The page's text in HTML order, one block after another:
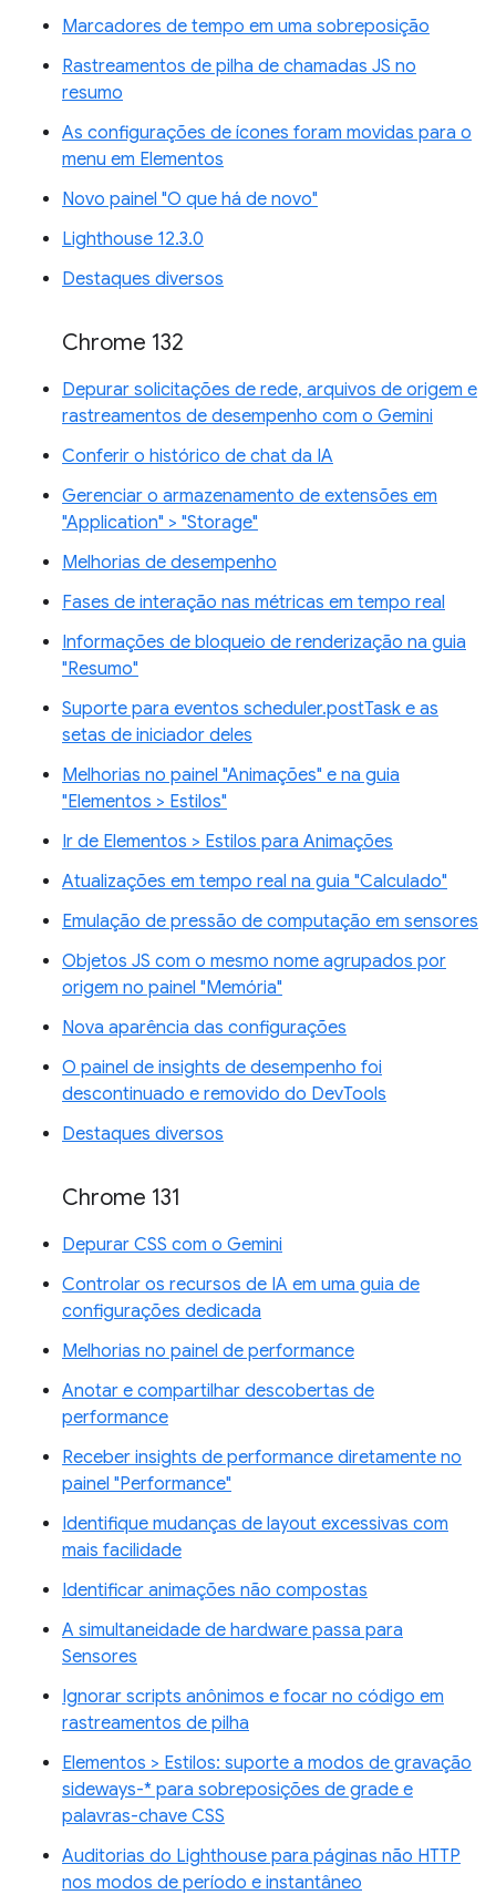
Marcadores de tempo em uma sobreposição
Rastreamentos de pilha de chamadas JS no
resumo
As configurações de ícones foram movidas para o
menu em Elementos
Novo painel "O que há de novo"
Lighthouse 12.3.0
Destaques diversos
Chrome 132
Depurar solicitações de rede, arquivos de origem e
rastreamentos de desempenho com o Gemini
Conferir o histórico de chat da IA
Gerenciar o armazenamento de extensões em
"Application" > "Storage"
Melhorias de desempenho
Fases de interação nas métricas em tempo real
Informações de bloqueio de renderização na guia
"Resumo"
Suporte para eventos scheduler.postTask e as
setas de iniciador deles
Melhorias no painel "Animações" e na guia
"Elementos > Estilos"
Ir de Elementos > Estilos para Animações
Atualizações em tempo real na guia "Calculado"
Emulação de pressão de computação em sensores
Objetos JS com o mesmo nome agrupados por
origem no painel "Memória"
Nova aparência das configurações
O painel de insights de desempenho foi
descontinuado e removido do DevTools
Destaques diversos
Chrome 131
Depurar CSS com o Gemini
Controlar os recursos de IA em uma guia de
configurações dedicada
Melhorias no painel de performance
Anotar e compartilhar descobertas de
performance
Receber insights de performance diretamente no
painel "Performance"
Identifique mudanças de layout excessivas com
mais facilidade
Identificar animações não compostas
A simultaneidade de hardware passa para
Sensores
Ignorar scripts anônimos e focar no código em
rastreamentos de pilha
Elementos > Estilos: suporte a modos de gravação
sideways-* para sobreposições de grade e
palavras-chave CSS
Auditorias do Lighthouse para páginas não HTTP
nos modos de período e instantâneo